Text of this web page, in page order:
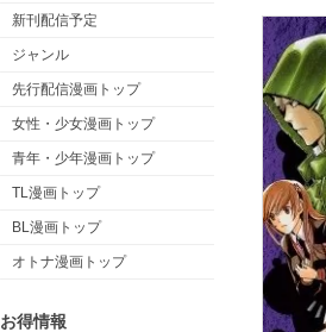
新刊配信予定
ジャンル
先行配信漫画トップ
女性・少女漫画トップ
青年・少年漫画トップ
TL漫画トップ
BL漫画トップ
オトナ漫画トップ
お得情報